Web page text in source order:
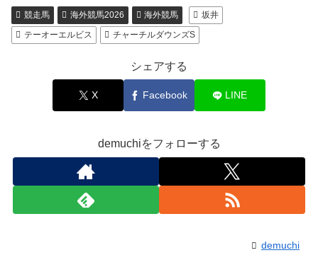
競走馬 海外競馬2026 海外競馬
坂井
テーオーエルビス
チャーチルダウンズS
シェアする
X Facebook LINE
demuchiをフォローする
demuchi